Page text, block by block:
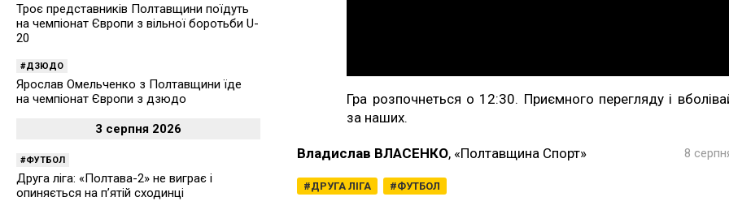
Гра розпочнеться о 12:30. Приємного перегляду і
за наших.
Владислав ВЛАСЕНКО, «Полтавщина Спорт»
ДРУГА ЛІГА ФУТБОЛ
8
Троє представників Полтавщини поїдуть
на чемпіонат Європи з вільної боротьби U-
20
ДЗЮДО
Ярослав Омельченко з Полтавщини їде
на чемпіонат Європи з дзюдо
3 серпня 2026
ФУТБОЛ
Друга ліга: «Полтава-2» не виграє і
опиняється на п’ятій сходинці